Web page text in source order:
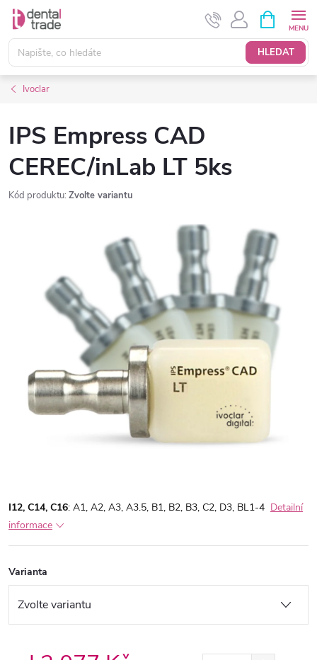
Přejít
obsah
HLEDAT
NÁKUPNÍ
KOŠÍK
Ivoclar
IPS Empress CAD
CEREC/inLab LT 5ks
Kód produktu: Zvolte variantu
I12, C14, C16: A1, A2, A3, A3.5, B1, B2, B3, C2, D3, BL1-4 Detailní
informace
Varianta